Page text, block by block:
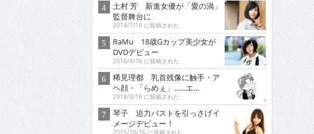
土村 芳 新進女優が「愛の渦」
監督舞台に
2014/7/16 に投稿された
RaMu 18歳Gカップ美少女が
DVDデビュー
2016/4/16 に投稿された
稀見理都 乳首残像に触手・ア
ヘ顔・「らめぇ」……エ...
2018/3/16 に投稿された
琴子 迫力バストを引っさげイ
メージデビュー！